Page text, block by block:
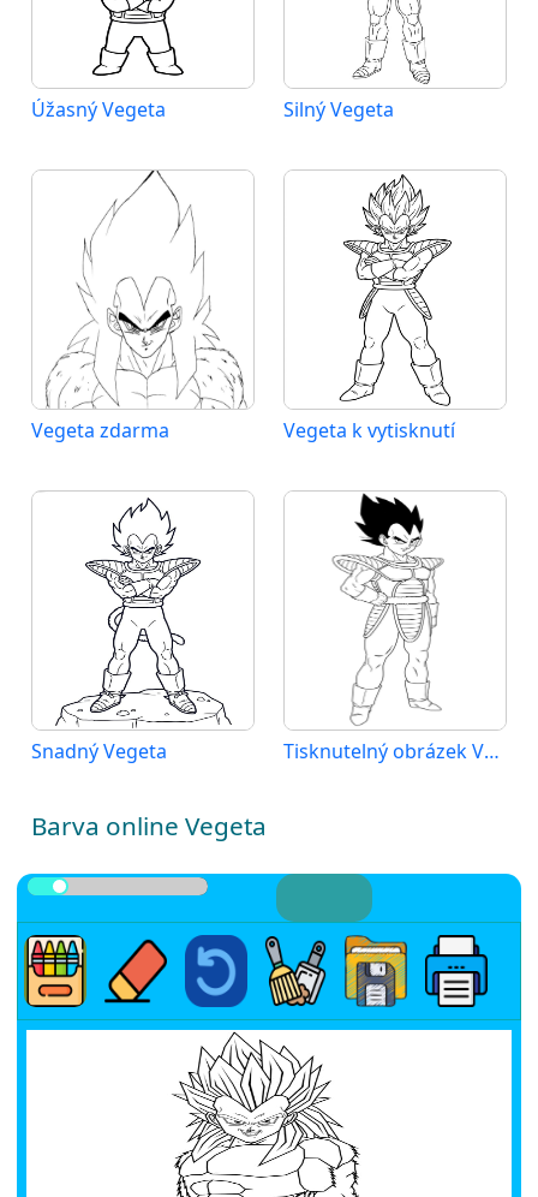
Úžasný Vegeta Silný Vegeta
Vegeta zdarma Vegeta k vytisknutí
Snadný Vegeta Tisknutelný obrázek Vegety
Barva online Vegeta